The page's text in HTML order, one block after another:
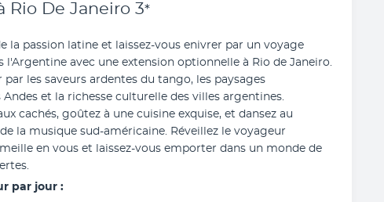
Rio De Janeiro 3*
la passion latine et laissez-vous enivrer par un voyage
l'Argentine avec une extension optionnelle à Rio de Janeiro.
par les saveurs ardentes du tango, les paysages
et la richesse culturelle des villes argentines.
cachés, goûtez à une cuisine exquise, et dansez au
la musique sud-américaine. Réveillez le voyageur
en vous et laissez-vous emporter dans un monde de
par jour :